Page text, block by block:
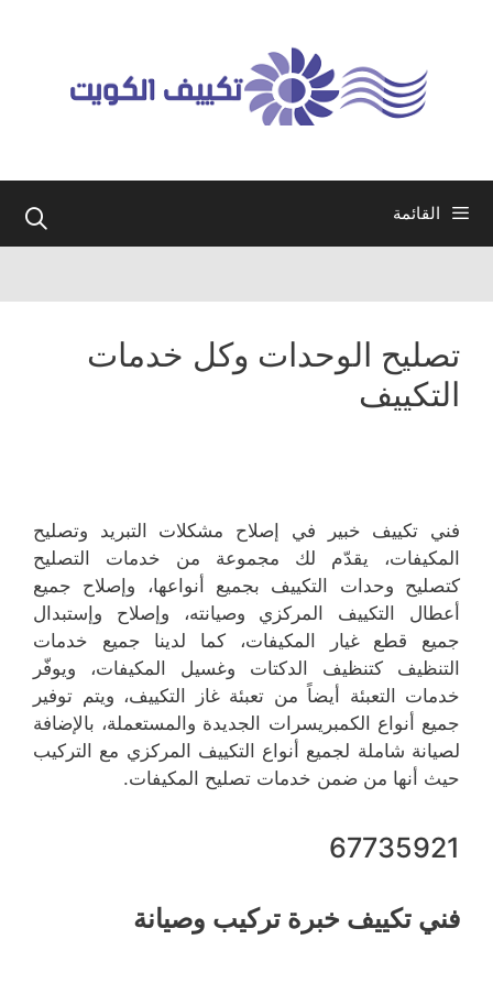
القائمة
تصليح الوحدات وكل خدمات
التكييف
فني تكييف خبير في إصلاح مشكلات التبريد وتصليح
المكيفات، يقدّم لك مجموعة من خدمات التصليح
كتصليح وحدات التكييف بجميع أنواعها، وإصلاح جميع
أعطال التكييف المركزي وصيانته، وإصلاح وإستبدال
جميع قطع غيار المكيفات، كما لدينا جميع خدمات
التنظيف كتنظيف الدكتات وغسيل المكيفات، ويوفّر
خدمات التعبئة أيضاً من تعبئة غاز التكييف، ويتم توفير
جميع أنواع الكمبريسرات الجديدة والمستعملة، بالإضافة
لصيانة شاملة لجميع أنواع التكييف المركزي مع التركيب
حيث أنها من ضمن خدمات تصليح المكيفات.
67735921
فني تكييف خبرة تركيب وصيانة